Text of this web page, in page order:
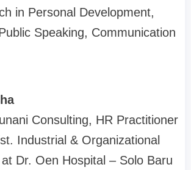
in Personal Development,
Speaking, Communication
Consulting, HR Practitioner
Industrial & Organizational
Dr. Oen Hospital – Solo Baru